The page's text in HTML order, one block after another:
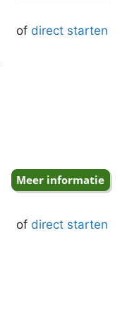
of direct starten
of direct starten